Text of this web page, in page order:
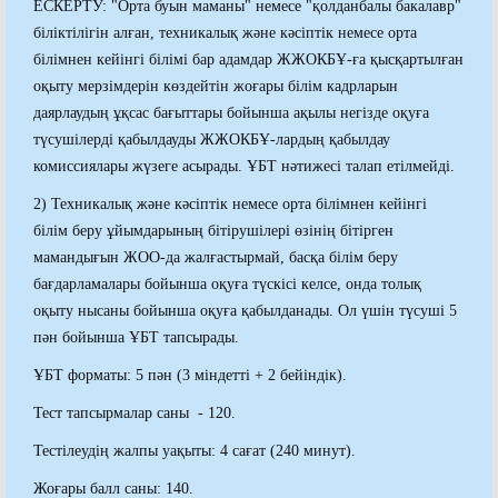
ЕСКЕРТУ: "Орта буын маманы" немесе "қолданбалы бакалавр"
біліктілігін алған, техникалық және кәсіптік немесе орта
білімнен кейінгі білімі бар адамдар ЖЖОКБҰ-ға қысқартылған
оқыту мерзімдерін көздейтін жоғары білім кадрларын
даярлаудың ұқсас бағыттары бойынша ақылы негізде оқуға
түсушілерді қабылдауды ЖЖОКБҰ-лардың қабылдау
комиссиялары жүзеге асырады. ҰБТ нәтижесі талап етілмейді.
2) Техникалық және кәсіптік немесе орта білімнен кейінгі
білім беру ұйымдарының бітірушілері өзінің бітірген
мамандығын ЖОО-да жалғастырмай, басқа білім беру
бағдарламалары бойынша оқуға түскісі келсе, онда толық
оқыту нысаны бойынша оқуға қабылданады. Ол үшін түсуші 5
пән бойынша ҰБТ тапсырады.
ҰБТ форматы: 5 пән (3 міндетті + 2 бейіндік).
Тест тапсырмалар саны - 120.
Тестілеудің жалпы уақыты: 4 сағат (240 минут).
Жоғары балл саны: 140.